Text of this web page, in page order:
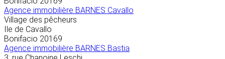
Agence immobilière BARNES Cavallo
Village des pêcheurs
Ile de Cavallo
Bonifacio 20169
Agence immobilière BARNES Bastia